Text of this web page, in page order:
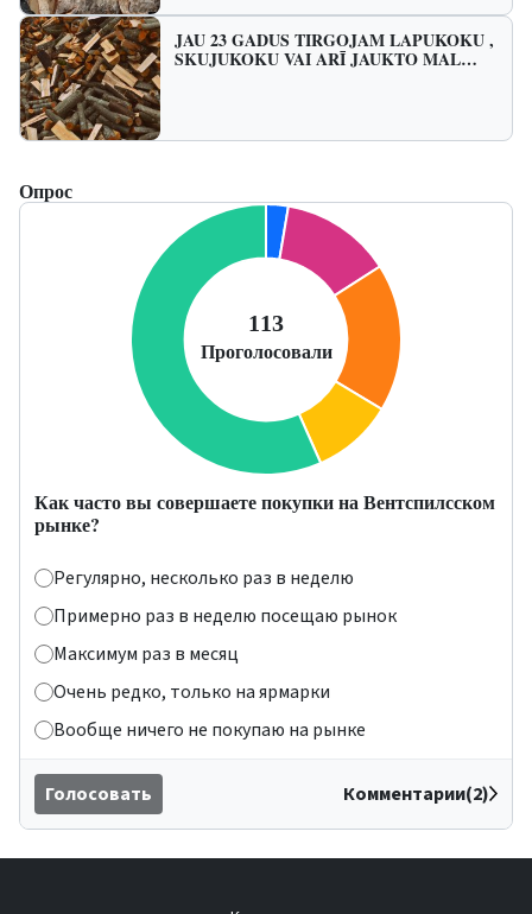
JAU 23 GADUS TIRGOJAM LAPUKOKU ,
SKUJUKOKU VAI ARĪ JAUKTO MAL…
Опрос
Как часто вы совершаете покупки на Вентспилсском
рынке?
Регулярно, несколько раз в неделю
Примерно раз в неделю посещаю рынок
Максимум раз в месяц
Очень редко, только на ярмарки
Вообще ничего не покупаю на рынке
Голосовать Комментарии(2)